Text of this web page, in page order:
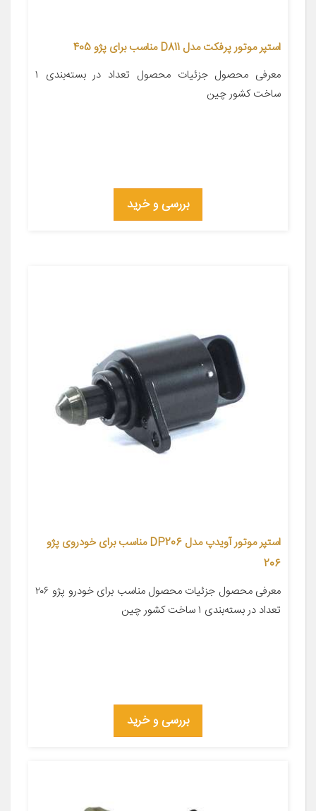
استپر موتور پرفکت مدل D811 مناسب برای پژو 405
معرفی محصول جزئیات محصول تعداد در بسته‌بندی ۱
ساخت کشور چین
بررسی و خرید
استپر موتور آویدپ مدل DP206 مناسب برای خودروی پژو
206
معرفی محصول جزئیات محصول مناسب برای خودرو پژو ۲۰۶
تعداد در بسته‌بندی ۱ ساخت کشور چین
بررسی و خرید